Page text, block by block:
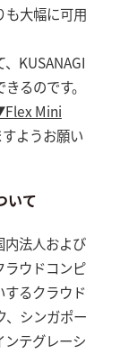
も大幅に可用
KUSANAGI
るのです。
Mini
ようお願い
いて
内法人および
ラウドコンピ
するクラウド
、シンガポー
ンテグレーシ